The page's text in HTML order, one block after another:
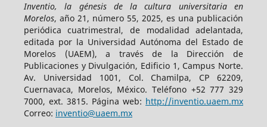
Inventio, la génesis de la cultura universitaria en
Morelos, año 21, número 55, 2025, es una publicación
periódica cuatrimestral, de modalidad adelantada,
editada por la Universidad Autónoma del Estado de
Morelos (UAEM), a través de la Dirección de
Publicaciones y Divulgación, Edificio 1, Campus Norte.
Av. Universidad 1001, Col. Chamilpa, CP 62209,
Cuernavaca, Morelos, México. Teléfono +52 777 329
7000, ext. 3815. Página web: http://inventio.uaem.mx
Correo: inventio@uaem.mx